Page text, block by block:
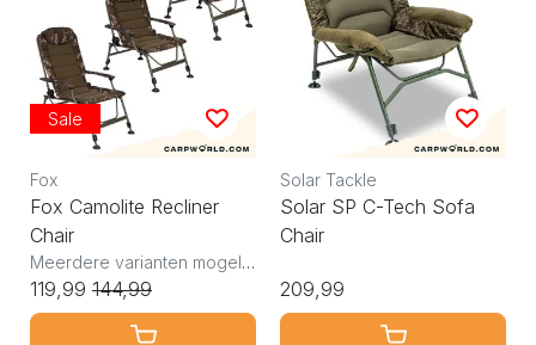
Sale
Fox
Fox Camolite Recliner
Chair
Meerdere varianten mogelijk
119,99 144,99
Solar Tackle
Solar SP C-Tech Sofa
Chair
209,99